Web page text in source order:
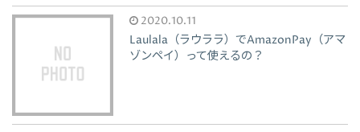
2020.10.11
Laulala（ラウララ）でAmazonPay（アマ
ゾンペイ）って使えるの？